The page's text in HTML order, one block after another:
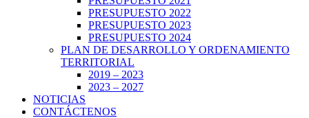
PRESUPUESTO 2022
PRESUPUESTO 2023
PRESUPUESTO 2024
PLAN DE DESARROLLO Y ORDENAMIENTO
TERRITORIAL
2019 – 2023
2023 – 2027
NOTICIAS
CONTÁCTENOS